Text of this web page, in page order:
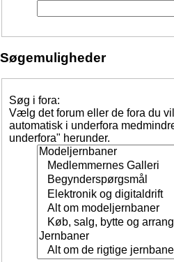
Søgemuligheder
Søg i fora:
Vælg det forum eller de fora du
automatisk i underfora
underfora" herunder.